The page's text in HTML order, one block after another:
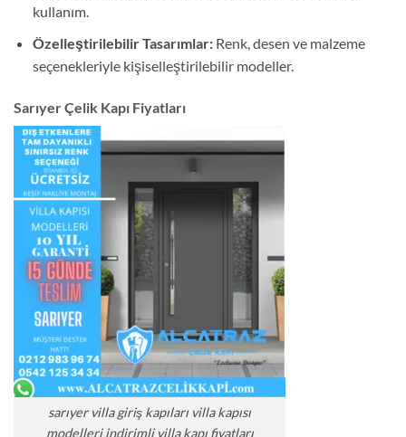
kullanım.
Özelleştirilebilir Tasarımlar:Renk, desen ve malzeme
seçenekleriyle kişiselleştirilebilir modeller.
Sarıyer Çelik Kapı Fiyatları
sarıyer villa giriş kapıları villa kapısı
modelleri indirimli villa kapı fiyatları